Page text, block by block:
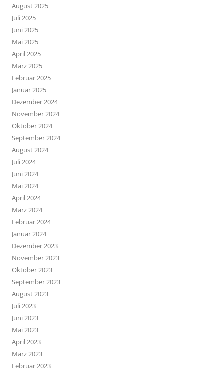
August 2025
Juli 2025
Juni 2025
Mai 2025
April 2025
März 2025
Februar 2025
Januar 2025
Dezember 2024
November 2024
Oktober 2024
September 2024
August 2024
Juli 2024
Juni 2024
Mai 2024
April 2024
März 2024
Februar 2024
Januar 2024
Dezember 2023
November 2023
Oktober 2023
September 2023
August 2023
Juli 2023
Juni 2023
Mai 2023
April 2023
März 2023
Februar 2023